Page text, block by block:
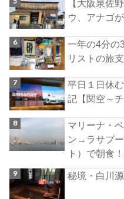
【大阪泉佐
ウ、アナゴ
一年の4分の
リストの旅
平日１日休
記【関空～
マリーナ・
ン→ラサプ
ト）で朝食
秘境・白川